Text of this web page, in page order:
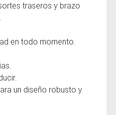
traseros y brazo
en todo momento.
un diseño robusto y